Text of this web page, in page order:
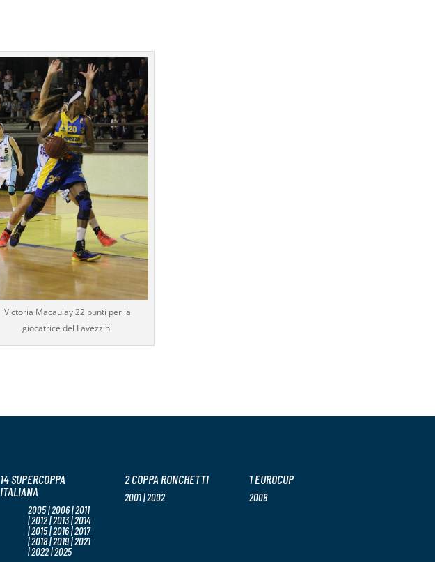
Victoria Macaulay 22 punti per la
giocatrice del Lavezzini
14 SUPERCOPPA
ITALIANA
2005 | 2006 | 2011
| 2012 | 2013 | 2014
| 2015 | 2016 | 2017
| 2018 | 2019 | 2021
| 2022 | 2025
2 COPPA RONCHETTI
2001 | 2002
1 EUROCUP
2008